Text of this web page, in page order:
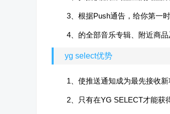
3、根据Push通告，给你第一
4、的全部音乐专辑、附近商
yg select优势
1、使推送通知成为最先接收
2、只有在YG SELECT才能获